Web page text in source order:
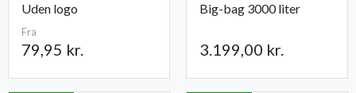
Uden logo
Fra
79,95 kr.
Big-bag 3000 liter
3.199,00 kr.